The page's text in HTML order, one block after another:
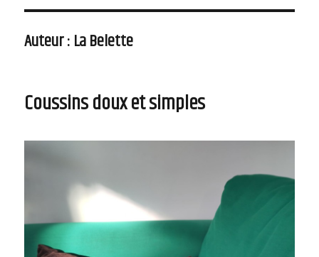
Auteur : La Belette
Coussins doux et simples